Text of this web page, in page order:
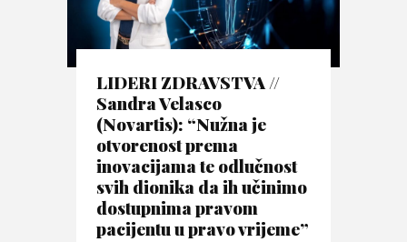
LIDERI ZDRAVSTVA //
Sandra Velasco
(Novartis): “Nužna je
otvorenost prema
inovacijama te odlučnost
svih dionika da ih učinimo
dostupnima pravom
pacijentu u pravo vrijeme”